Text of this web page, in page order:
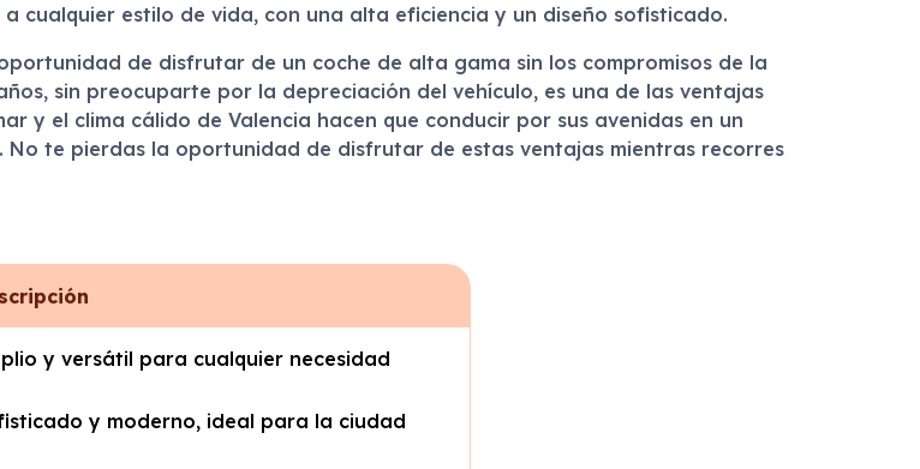
cualquier estilo de vida, con una alta eficiencia y un diseño sofisticado.
de disfrutar de un coche de alta gama sin los compromisos de la
sin preocuparte por la depreciación del vehículo, es una de las ventajas
y el clima cálido de Valencia hacen que conducir por sus avenidas en un
No te pierdas la oportunidad de disfrutar de estas ventajas mientras recorres
y versátil para cualquier necesidad
y moderno, ideal para la ciudad